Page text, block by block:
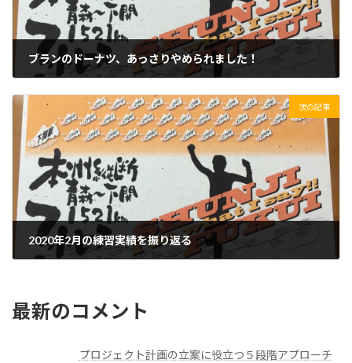
ブランのドーナツ、あっさりやめられました！
次の記事
2020年2月の練習実績を振り返る
最新のコメント
プロジェクト計画の立案に役立つ５段階アプローチ